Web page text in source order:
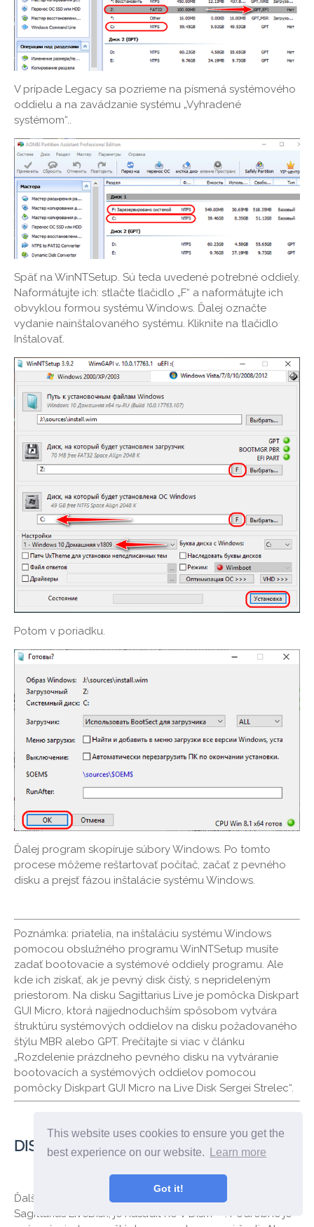
This website uses cookies to ensure you get the
best experience on our website.
Learn more
Got it!
V prípade Legacy sa pozrieme na písmená systémového
oddielu a na zavádzanie systému „Vyhradené
systémom“..
Späť na WinNTSetup. Sú teda uvedené potrebné oddiely.
Naformátujte ich: stlačte tlačidlo „F“ a naformátujte ich
obvyklou formou systému Windows. Ďalej označte
vydanie nainštalovaného systému. Kliknite na tlačidlo
Inštalovať.
Potom v poriadku.
Ďalej program skopíruje súbory Windows. Po tomto
procese môžeme reštartovať počítač, začať z pevného
disku a prejsť fázou inštalácie systému Windows.
Poznámka: priatelia, na inštaláciu systému Windows
pomocou obslužného programu WinNTSetup musíte
zadať bootovacie a systémové oddiely programu. Ale
kde ich získať, ak je pevný disk čistý, s neprideleným
priestorom. Na disku Sagittarius Live je pomôcka Diskpart
GUI Micro, ktorá najjednoduchším spôsobom vytvára
štruktúru systémových oddielov na disku požadovaného
štýlu MBR alebo GPT. Prečítajte si viac v článku
„Rozdelenie prázdneho pevného disku na vytváranie
bootovacích a systémových oddielov pomocou
pomôcky Diskpart GUI Micro na Live Disk Sergei Strelec“.
DISM PROGRAM++
Ďalším spôsobom, ako nainštalovať Windows na
Sagittarius LiveDisk, je nasadiť ho v Dism ++. Podrobne je